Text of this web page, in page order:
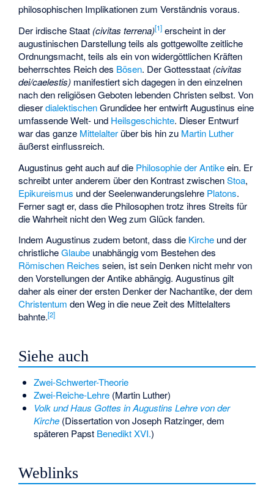
philosophischen Implikationen zum Verständnis voraus.
Der irdische Staat (civitas terrena)[1] erscheint in der
augustinischen Darstellung teils als gottgewollte zeitliche
Ordnungsmacht, teils als ein von widergöttlichen Kräften
beherrschtes Reich des Bösen. Der Gottesstaat (civitas
dei/caelestis) manifestiert sich dagegen in den einzelnen
nach den religiösen Geboten lebenden Christen selbst. Von
dieserdialektischenGrundidee her entwirft Augustinus eine
umfassende Welt- und Heilsgeschichte. Dieser Entwurf
war das ganze Mittelalter über bis hin zu Martin Luther
äußerst einflussreich.
Augustinus geht auch auf die Philosophie der Antikeein. Er
schreibt unter anderem über den Kontrast zwischenStoa,
Epikureismus und der Seelenwanderungslehre Platons.
Ferner sagt er, dass die Philosophen trotz ihres Streits für
die Wahrheit nicht den Weg zum Glück fanden.
Indem Augustinus zudem betont, dass die Kirche und der
christlicheGlaube unabhängig vom Bestehen des
Römischen Reiches seien, ist sein Denken nicht mehr von
den Vorstellungen der Antike abhängig. Augustinus gilt
daher als einer der ersten Denker der Nachantike, der dem
Christentum den Weg in die neue Zeit des Mittelalters
bahnte.[2]
Siehe auch
Zwei-Schwerter-Theorie
Zwei-Reiche-Lehre(Martin Luther)
Volk und Haus Gottes in Augustins Lehre von der
Kirche(Dissertation von Joseph Ratzinger, dem
späteren Papst Benedikt XVI.)
Weblinks